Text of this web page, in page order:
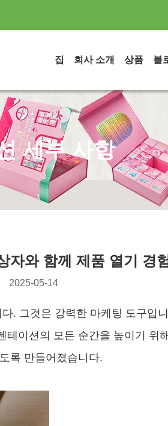
집 회사 소개 상품 블
세부 사항
자와 함께 제품 열기 경
2025-05-14
. 그것은 강력한 마케팅 도구입
테이션의 모든 순간을 높이기 위
록 만들어졌습니다.